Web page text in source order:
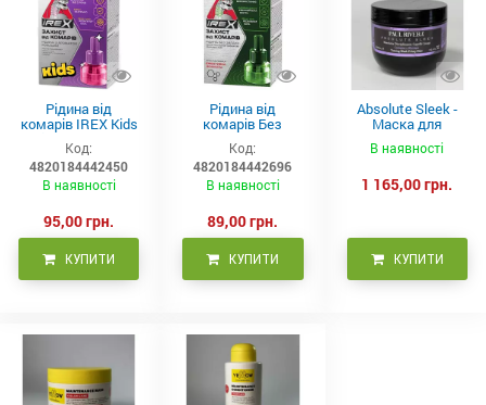
Рідина від
комарів IREX Kids
д/дітей (30 ночей),
20мл
Код:
4820184442450
В наявності
95,00 грн.
КУПИТИ
Рідина від
комарів Без
запаху IREX (30
ночей), 20мл
Код:
4820184442696
В наявності
89,00 грн.
КУПИТИ
Absolute Sleek -
Маска для
неслухняного
волосся 300 мл
В наявності
1 165,00 грн.
КУПИТИ